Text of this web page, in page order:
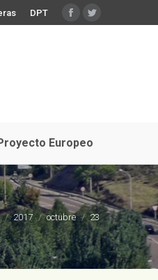
DPT Facebook
Twitter
Europeo
2017 octubre 23